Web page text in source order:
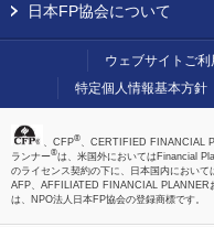
日本FP協会について
ウェブサイトご利
特定個人情報基本方針
、CFP® 、CERTIFIED FINANCIAL
ランナー®は、米国外においてはFinancial
のライセンス契約の下に、日本国内において
AFP、AFFILIATED FINANCIAL PLANNER
は、NPO法人日本FP協会の登録商標です。